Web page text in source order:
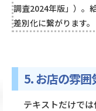
調査2024年版」 ）。
差別化に繋がります。
5. お店の雰囲
テキストだけで